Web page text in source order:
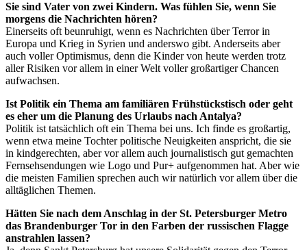
Sie sind Vater von zwei Kindern. Was fühlen Sie, wenn Sie
morgens die Nachrichten hören?
Einerseits oft beunruhigt, wenn es Nachrichten über Terror in
Europa und Krieg in Syrien und anderswo gibt. Anderseits aber
auch voller Optimismus, denn die Kinder von heute werden trotz
aller Risiken vor allem in einer Welt voller großartiger Chancen
aufwachsen.
Ist Politik ein Thema am familiären Frühstückstisch oder geht
es eher um die Planung des Urlaubs nach Antalya?
Politik ist tatsächlich oft ein Thema bei uns. Ich finde es großartig,
wenn etwa meine Tochter politische Neuigkeiten anspricht, die sie
in kindgerechten, aber vor allem auch journalistisch gut gemachten
Fernsehsendungen wie Logo und Pur+ aufgenommen hat. Aber wie
die meisten Familien sprechen auch wir natürlich vor allem über die
alltäglichen Themen.
Hätten Sie nach dem Anschlag in der St. Petersburger Metro
das Brandenburger Tor in den Farben der russischen Flagge
anstrahlen lassen?